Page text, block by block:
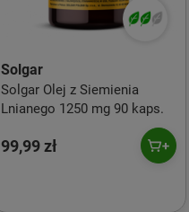
Solgar
Solgar Olej z Siemienia
Lnianego 1250 mg 90 kaps.
99,99 zł